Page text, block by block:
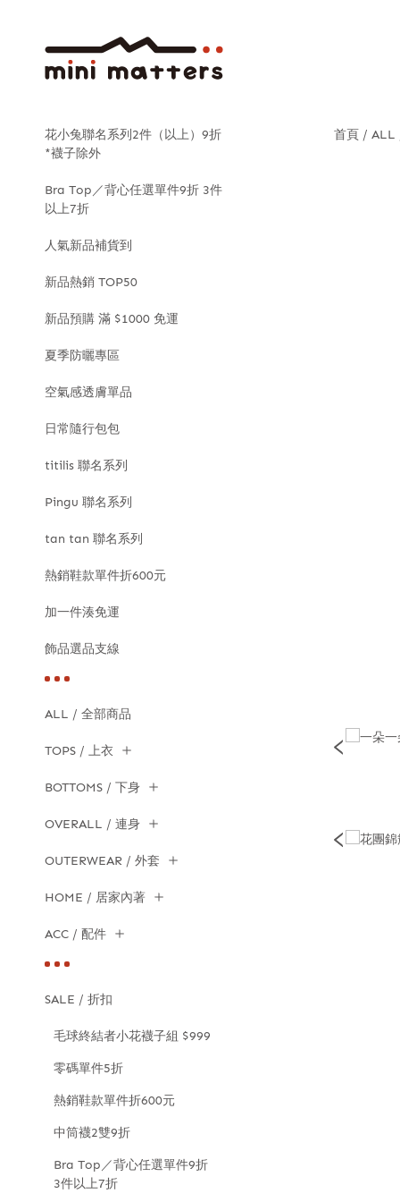
花小兔聯名系列2件（以上）9折
*襪子除外
Bra Top／背心任選單件9折 3件
以上7折
人氣新品補貨到
新品熱銷 TOP50
新品預購 滿 $1000 免運
夏季防曬專區
空氣感透膚單品
日常隨行包包
titilis 聯名系列
Pingu 聯名系列
tan tan 聯名系列
熱銷鞋款單件折600元
加一件湊免運
飾品選品支線
ALL / 全部商品
TOPS / 上衣
BOTTOMS / 下身
OVERALL / 連身
OUTERWEAR / 外套
HOME / 居家內著
ACC / 配件
SALE / 折扣
毛球終結者小花襪子組 $999
零碼單件5折
熱銷鞋款單件折600元
中筒襪2雙9折
Bra Top／背心任選單件9折
3件以上7折
首頁 ALL